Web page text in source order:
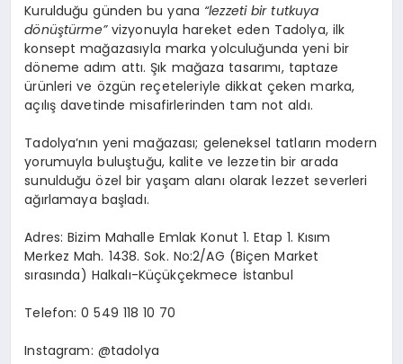
Kurulduğu günden bu yana “lezzeti bir tutkuya
dönüştürme”vizyonuyla hareket eden Tadolya, ilk
konsept mağazasıyla marka yolculuğunda yeni bir
döneme adım attı. Şık mağaza tasarımı, taptaze
ürünleri ve özgün reçeteleriyle dikkat çeken marka,
açılış davetinde misafirlerinden tam not aldı.
Tadolya’nın yeni mağazası; geleneksel tatların modern
yorumuyla buluştuğu, kalite ve lezzetin bir arada
sunulduğu özel bir yaşam alanı olarak lezzet severleri
ağırlamaya başladı.
Adres: Bizim Mahalle Emlak Konut 1. Etap 1. Kısım
Merkez Mah. 1438. Sok. No:2/AG (Biçen Market
sırasında) Halkalı-Küçükçekmece İstanbul
Telefon: 0 549 118 10 70
Instagram: @tadolya